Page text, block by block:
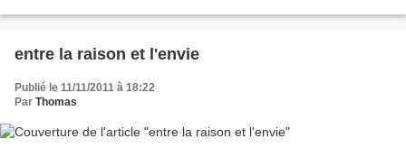
entre la raison et l'envie
Publié le 11/11/2011 à 18:22
Par Thomas